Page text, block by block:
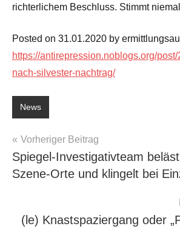
richterlichem Beschluss. Stimmt
Posted on 31.01.2020 by
https://antirepression.noblogs.org/
nach-silvester-nachtrag/
News
Beitragsnavigation
Vorheriger Beitrag
Spiegel-Investigativteam
Szene-Orte und klingelt bei
(le) Knastspaziergang oder